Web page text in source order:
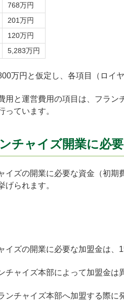
768万円
201万円
120万円
5,283万円
万円と仮定し、各項目（ロイ
用と運営費用の項目は、フラン
っています。
チャイズ開業に必要
イズの開業に必要な資金（初期
げられます。
イズの開業に必要な加盟金は、
チャイズ本部によって加盟金は
ンチャイズ本部へ加盟する際